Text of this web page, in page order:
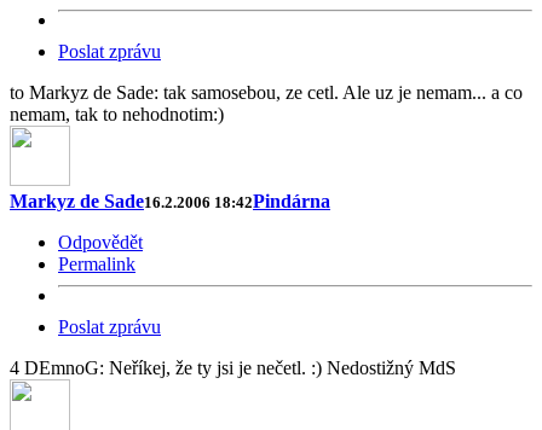
Poslat zprávu
to Markyz de Sade: tak samosebou, ze cetl. Ale uz je nemam... a co
nemam, tak to nehodnotim:)
Markyz de Sade16.2.2006 18:42Pindárna
Odpovědět
Permalink
Poslat zprávu
4 DEmnoG: Neříkej, že ty jsi je nečetl. :) Nedostižný MdS